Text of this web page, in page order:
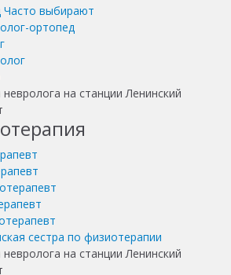
Часто выбирают
ортопед
сестра по физиотерапии